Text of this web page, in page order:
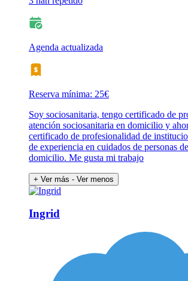
Agenda actualizada
Reserva mínima: 25€
Soy sociosanitaria, tengo certificado de
atención sociosanitaria en domicilio y
certificado de profesionalidad de
de experiencia en cuidados de personas
domicilio. Me gusta mi trabajo
+ Ver más - Ver menos
Ingrid